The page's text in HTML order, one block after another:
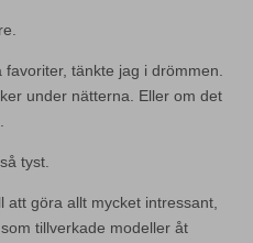
tänkte jag i drömmen.
under nätterna. Eller om det
tyst.
göra allt mycket intressant,
tillverkade modeller åt